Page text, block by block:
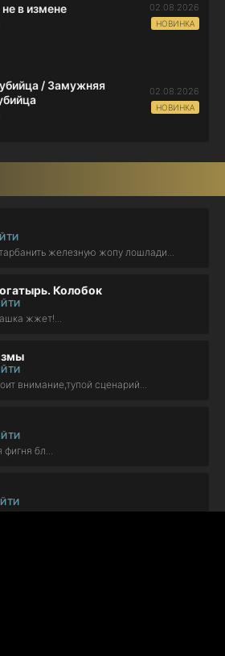
в измене 02.08.2026
НОВИНКА
/ Замужняя
02.08.2026
НОВИНКА
железную жопу лошлади...
Колобок
жжет!...
внимание,тупой сценарий...
бл...